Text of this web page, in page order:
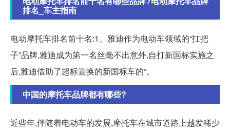
排名_车主指南
电动摩托车排名前十名:1、雅迪作为电动车领域的“扛把
子”品牌,雅迪成为第一名丝毫不出意外,自打新国标实施之
后,雅迪借助了超标置换的新国标车的“。
中国的摩托车品牌都有哪些?
近些年,伴随着电动车的发展,摩托车在城市道路上越发稀少